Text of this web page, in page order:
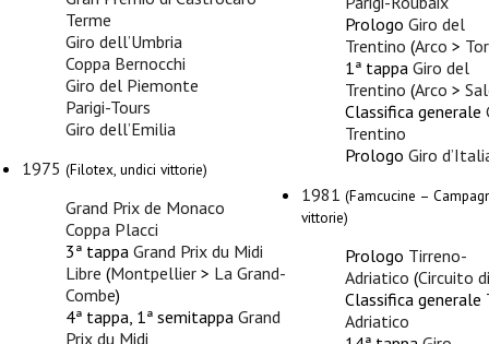
Terme
Giro dell’Umbria
Coppa Bernocchi
Giro del Piemonte
Parigi-Tours
Giro dell’Emilia
1975 (Filotex, undici vittorie)
Grand Prix de Monaco
Coppa Placci
3ª tappa Grand Prix du Midi
Libre (Montpellier > La Grand-
Combe)
4ª tappa, 1ª semitappa Grand
Prix du Midi
Prologo Giro del
Trentino (Arco >
1ª tappa Giro del
Trentino (Arco >
Classifica generale
Trentino
Prologo Giro
1981 (Famcucine –
vittorie)
Prologo Tirreno-
Adriatico (Circuito
Classifica generale
Adriatico